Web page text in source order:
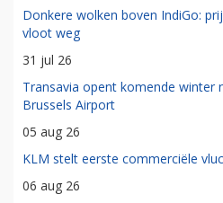
Donkere wolken boven IndiGo:
vloot weg
31 jul 26
Transavia opent komende winter
Brussels Airport
05 aug 26
KLM stelt eerste commerciële
06 aug 26